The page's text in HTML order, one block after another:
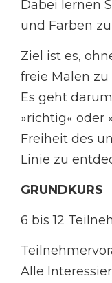
Dabei lernen
und Farben
Ziel ist es,
freie Malen
Es geht
»richtig« oder
Freiheit des
Linie zu
GRUNDKURS
6 bis 12
Alle